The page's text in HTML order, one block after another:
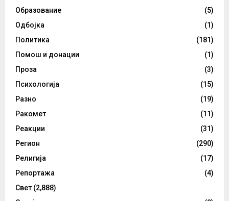
Образование
(5)
Одбојка
(1)
Политика
(181)
Помош и донации
(1)
Проза
(3)
Психологија
(15)
Разно
(19)
Ракомет
(11)
Реакции
(31)
Регион
(290)
Религија
(17)
Репортажа
(4)
Свет (2,888)